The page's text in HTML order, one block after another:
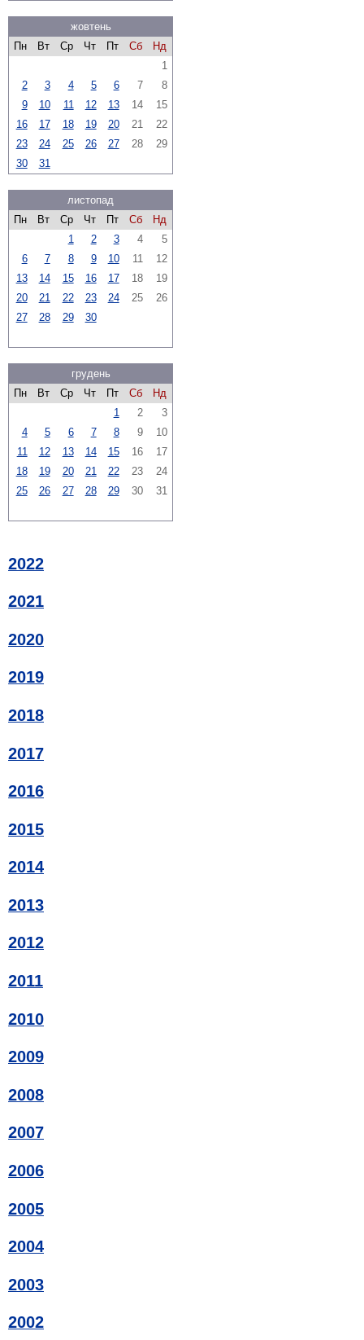
жовтень
Пн
Вт Ср Чт Пт Сб
Нд
1
2
3 4 5 6 7
8
9
10 11 12 13 14
15
16
17 18 19 20 21
22
23
24 25 26 27 28
29
30
31
листопад
Пн
Вт Ср Чт Пт Сб
Нд
1
2 3 4
5
6
7 8 9 10 11
12
13
14 15 16 17 18
19
20
21 22 23 24 25
26
27
28 29 30
грудень
Пн
Вт Ср Чт Пт Сб
Нд
1
2
3
4
5 6 7 8 9
10
11
12 13 14 15 16
17
18
19 20 21 22 23
24
25
26 27 28 29 30 31
2022
2021
2020
2019
2018
2017
2016
2015
2014
2013
2012
2011
2010
2009
2008
2007
2006
2005
2004
2003
2002